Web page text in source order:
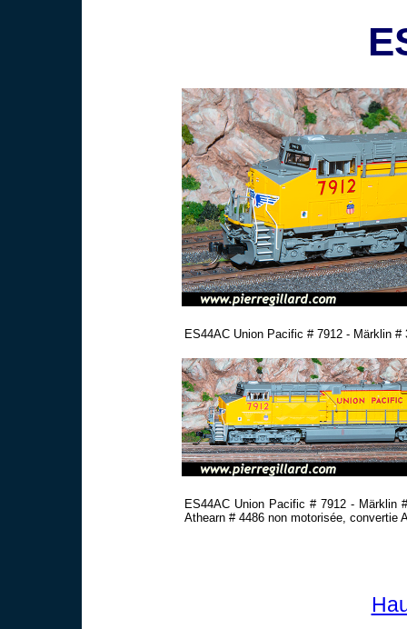
ES44AC Union Pacific # 7912 - Märklin #
ES44AC Union Pacific # 7912 - Märklin
Athearn # 4486 non motorisée, convertie